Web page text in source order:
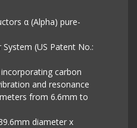
α (Alpha) pure-
System (US Patent No.:
carbon
and resonance
from 6.6mm to
diameter x